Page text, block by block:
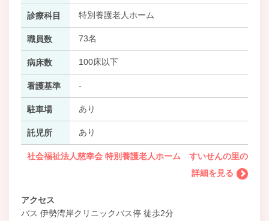
診療科目 特別養護老人ホーム
職員数 73名
病床数 100床以下
看護基準 -
駐車場 あり
託児所 あり
社会福祉法人慈幸会 特別養護老人ホーム すいせんの里の
詳細を見る
アクセス
バス 伊勢湾岸クリニックバス停 徒歩2分